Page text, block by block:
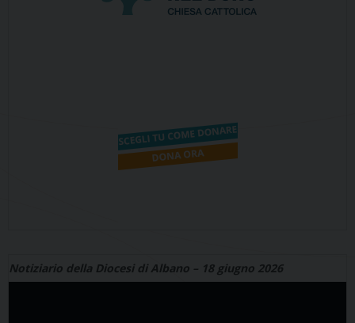
Notiziario della Diocesi di Albano – 18 giugno 2026